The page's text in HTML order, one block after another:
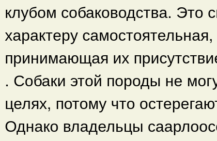
клубом собаководства. Это
характеру
принимающая их
. Собаки этой породы не
целях, потому что
Однако владельцы